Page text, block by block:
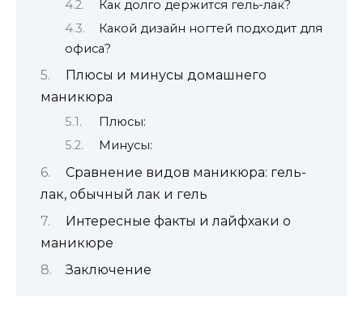
Как долго держится гель-лак?
Какой дизайн ногтей подходит для
офиса?
Плюсы и минусы домашнего
маникюра
Плюсы:
Минусы:
Сравнение видов маникюра: гель-
лак, обычный лак и гель
Интересные факты и лайфхаки о
маникюре
Заключение